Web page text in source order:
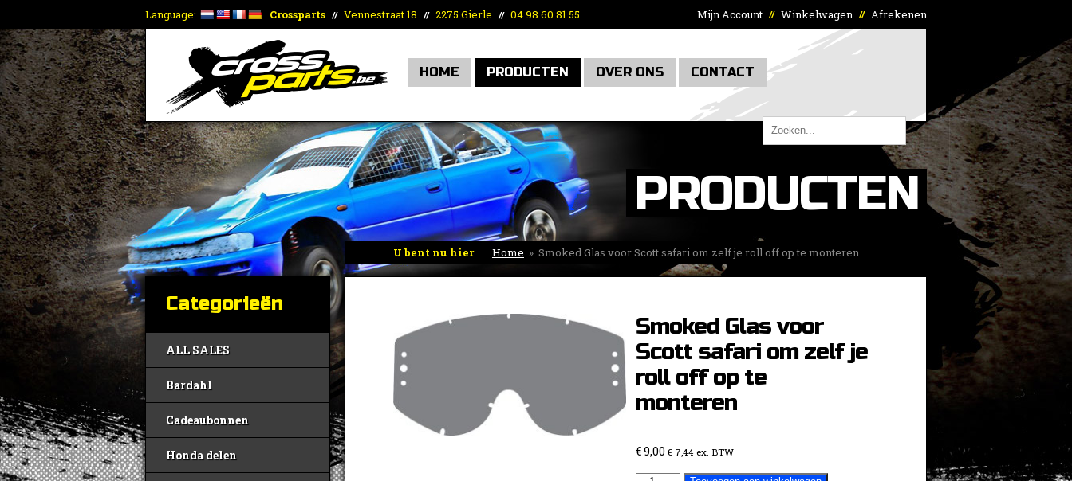
Language: Crossparts // Vennestraat 18 // 2275 Gierle // 04 98 60 81 55 Mijn Account // Winkelwagen // Afrekenen
HOME PRODUCTEN OVER ONS CONTACT
PRODUCTEN
U bent nu hier Home » Smoked Glas voor Scott safari om zelf je roll off op te monteren
Categorieën
ALL SALES
Bardahl
Cadeaubonnen
Honda delen
Smoked Glas voor
Scott safari om zelf je
roll off op te
monteren
€9,00 € 7,44 ex. BTW